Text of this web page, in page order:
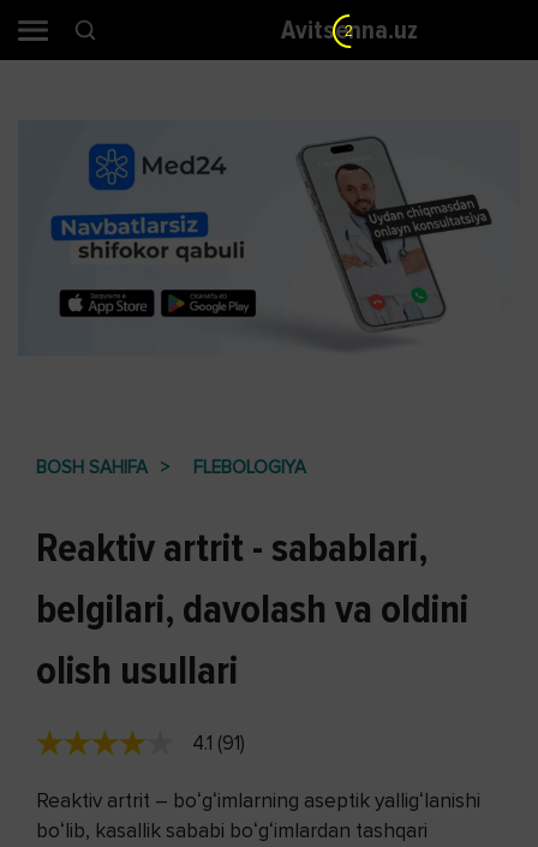
Avitsenna.uz
BOSH SAHIFA FLEBOLOGIYA
Reaktiv artrit - sabablari,
belgilari, davolash va oldini
olish usullari
4.1 (91)
Reaktiv artrit – boʻgʻimlarning aseptik yalligʻlanishi
boʻlib, kasallik sababi boʻgʻimlardan tashqari
1